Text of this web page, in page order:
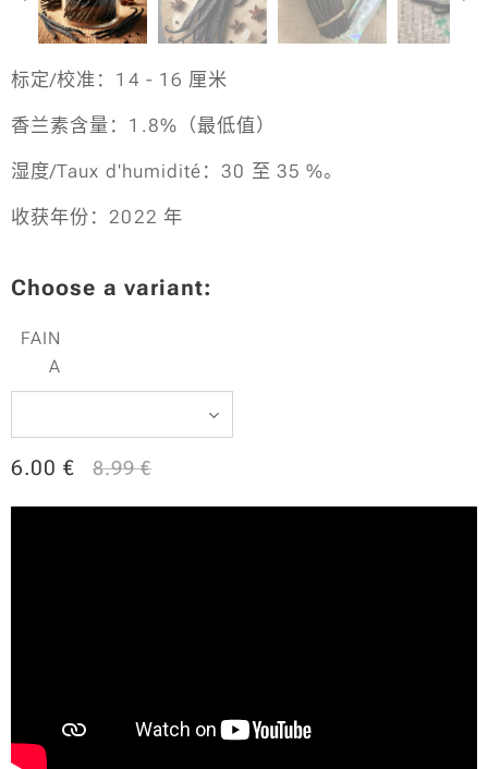
标定/校准：14 - 16 厘米
香兰素含量：1.8%（最低值）
湿度/Taux d'humidité：30 至 35 %。
收获年份：2022 年
Choose a variant:
FAIN
A
6.00 € 8.99€